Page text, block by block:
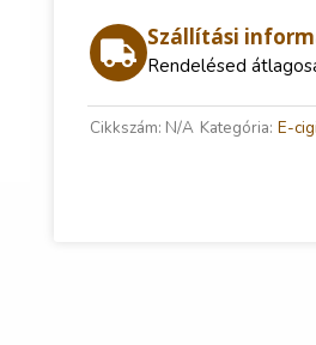
Szállítási
Rendelésed
Cikkszám: N/A Kategória: E-